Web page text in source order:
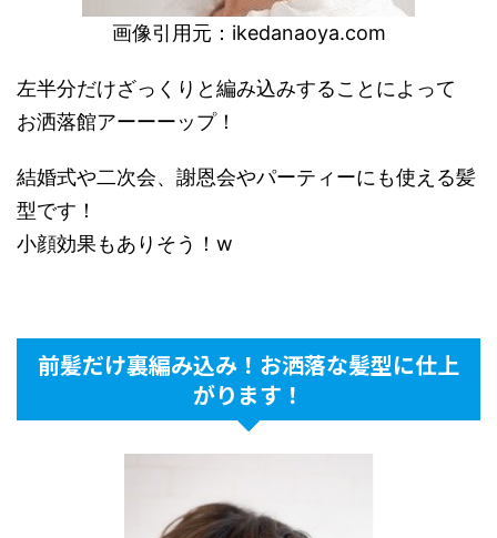
画像引用元： ikedanaoya.com
左半分だけざっくりと編み込みすることによって
お洒落館アーーーップ！
結婚式や二次会、謝恩会やパーティーにも使える髪
型です！
小顔効果もありそう！w
前髪だけ裏編み込み！お洒落な髪型に仕上
がります！